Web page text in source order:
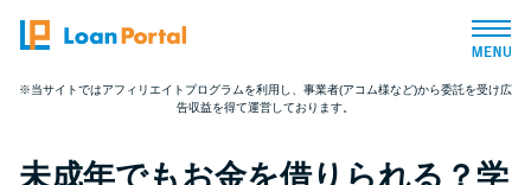
トップページ
※当サイトではアフィリエイトプログラムを利用し、事業者(アコム様など)から委託を受け広
告収益を得て運営しております。
未成年でもお金を借りられる？学